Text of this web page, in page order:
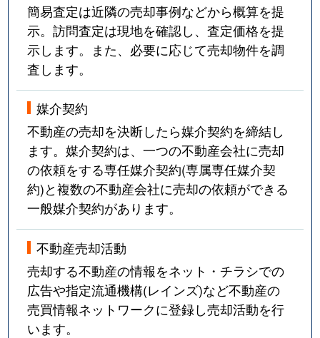
簡易査定は近隣の売却事例などから概算を提
示。訪問査定は現地を確認し、査定価格を提
示します。また、必要に応じて売却物件を調
査します。
媒介契約
不動産の売却を決断したら媒介契約を締結し
ます。媒介契約は、一つの不動産会社に売却
の依頼をする専任媒介契約(専属専任媒介契
約)と複数の不動産会社に売却の依頼ができる
一般媒介契約があります。
不動産売却活動
売却する不動産の情報をネット・チラシでの
広告や指定流通機構(レインズ)など不動産の
売買情報ネットワークに登録し売却活動を行
います。